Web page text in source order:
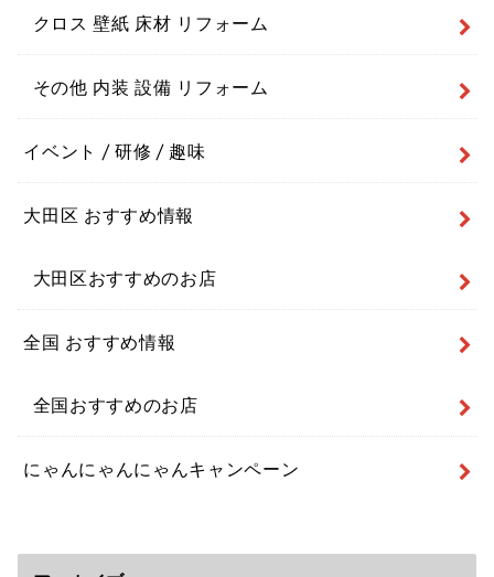
クロス 壁紙 床材 リフォーム
その他 内装 設備 リフォーム
イベント / 研修 / 趣味
大田区 おすすめ情報
大田区おすすめのお店
全国 おすすめ情報
全国おすすめのお店
にゃんにゃんにゃんキャンペーン